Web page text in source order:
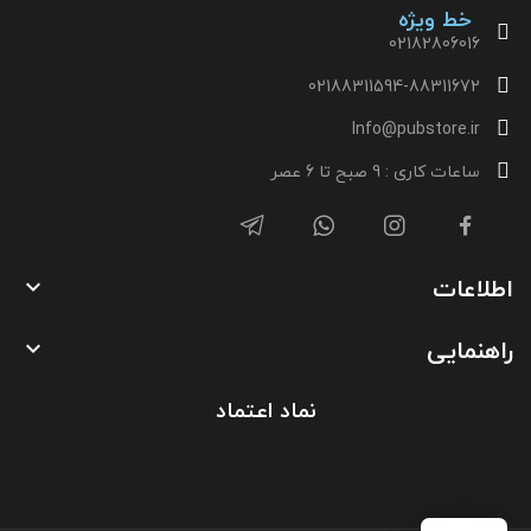
خط ویژه
02182806016
02188311594-88311672
Info@pubstore.ir
ساعات کاری : 9 صبح تا 6 عصر
اطلاعات 
راهنمایی 
نماد اعتماد